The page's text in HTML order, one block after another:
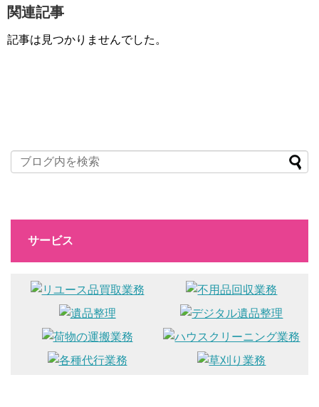
関連記事
記事は見つかりませんでした。
サービス